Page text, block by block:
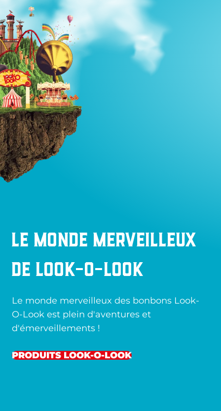
Le monde merveilleux
de Look-O-Look
Le monde merveilleux des bonbons Look-
O-Look est plein d'aventures et
d'émerveillements !
PRODUITS LOOK-O-LOOK